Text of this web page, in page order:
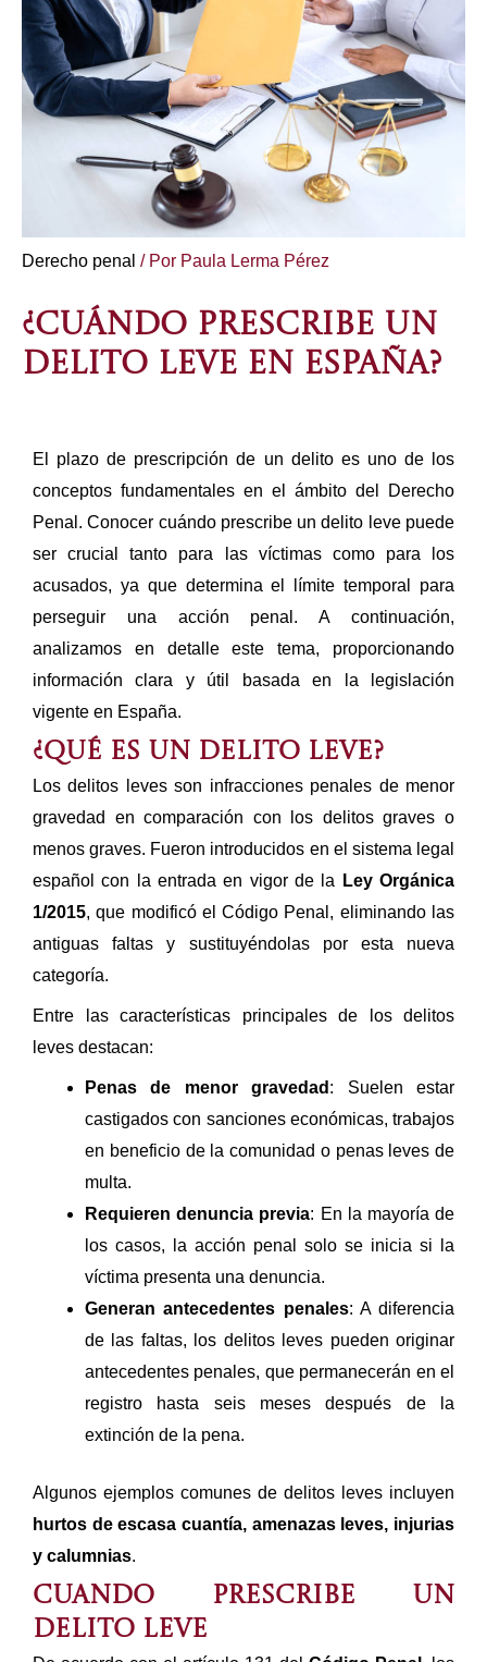
Derecho penal / Por Paula Lerma Pérez
¿CUÁNDO PRESCRIBE UN
DELITO LEVE EN ESPAÑA?
El plazo de prescripción de un delito es uno de los
conceptos fundamentales en el ámbito del Derecho
Penal. Conocer cuándo prescribe un delito leve puede
ser crucial tanto para las víctimas como para los
acusados, ya que determina el límite temporal para
perseguir una acción penal. A continuación,
analizamos en detalle este tema, proporcionando
información clara y útil basada en la legislación
vigente en España.
¿Qué es un delito leve?
Los delitos leves son infracciones penales de menor
gravedad en comparación con los delitos graves o
menos graves. Fueron introducidos en el sistema legal
español con la entrada en vigor de la
Ley Orgánica
1/2015, que modificó el Código Penal, eliminando las
antiguas faltas y sustituyéndolas por esta nueva
categoría.
Entre las características principales de los delitos
leves destacan:
Penas de menor gravedad : Suelen estar
castigados con sanciones económicas, trabajos
en beneficio de la comunidad o penas leves de
multa.
Requieren denuncia previa: En la mayoría de
los casos, la acción penal solo se inicia si la
víctima presenta una denuncia.
Generan antecedentes penales: A diferencia
de las faltas, los delitos leves pueden originar
antecedentes penales, que permanecerán en el
registro hasta seis meses después de la
extinción de la pena.
Algunos ejemplos comunes de delitos leves incluyen
hurtos de escasa cuantía, amenazas leves, injurias
y calumnias.
Cuando prescribe un
delito leve